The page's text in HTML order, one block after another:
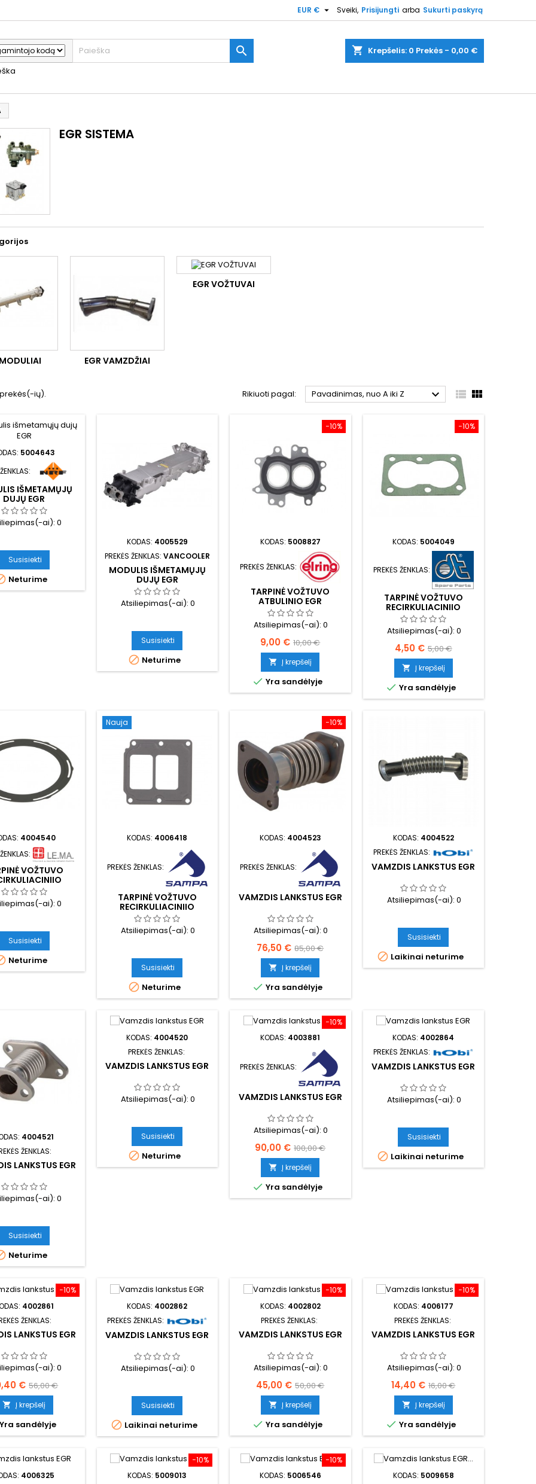
Sveiki, Prisijungti arba Sukurti paskyrą
EUR € 
shopping_cart Krepšelis: 0 Prekės - 0,00 €

EGR SISTEMA
EGR VAMZDŽIAI
EGR VOŽTUVAI
ių). Rikiuoti pagal: Pavadinimas, nuo A iki Z   
5004643
IŠMETAMŲJŲ
DUJŲ EGR
ai):0
Susisiekti
Neturime
KODAS: 4005529
PREKĖS ŽENKLAS: VANCOOLER
MODULIS IŠMETAMŲJŲ
DUJŲ EGR
Atsiliepimas(-ai): 0
Susisiekti
 Neturime
−10%
KODAS: 5008827
PREKĖS ŽENKLAS:
TARPINĖ VOŽTUVO
ATBULINIO EGR
Atsiliepimas(-ai):0
Kaina
9,00 € Bazinė
kaina
10,00 €
 Į krepšelį
 Yra sandėlyje
−10%
KODAS: 5004049
PREKĖS ŽENKLAS:
TARPINĖ VOŽTUVO
RECIRKULIACINIIO
IŠMETIMO VALDYMO EGR
Atsiliepimas(-ai): 0
Kaina
4,50 € Bazinė
kaina
5,00 €
 Į krepšelį
 Yra sandėlyje
4004540
VOŽTUVO
VALDYMO EGR
ai):0
Susisiekti
Neturime
Nauja
KODAS: 4006418
PREKĖS ŽENKLAS:
TARPINĖ VOŽTUVO
RECIRKULIACINIIO
IŠMETIMO VALDYMO EGR
Atsiliepimas(-ai): 0
Susisiekti
 Neturime
−10%
KODAS: 4004523
PREKĖS ŽENKLAS:
VAMZDIS LANKSTUS EGR
Atsiliepimas(-ai):0
Kaina
76,50 € Bazinė
kaina
85,00 €
 Į krepšelį
 Yra sandėlyje
KODAS: 4004522
PREKĖS ŽENKLAS:
VAMZDIS LANKSTUS EGR
Atsiliepimas(-ai): 0
Susisiekti
 Laikinai neturime
4004521
ŽENKLAS:
LANKSTUS EGR
ai):0
Susisiekti
Neturime
KODAS: 4004520
PREKĖS ŽENKLAS:
VAMZDIS LANKSTUS EGR
Atsiliepimas(-ai): 0
Susisiekti
 Neturime
−10%
KODAS: 4003881
PREKĖS ŽENKLAS:
VAMZDIS LANKSTUS EGR
Atsiliepimas(-ai):0
Kaina
90,00 € Bazinė
kaina
100,00 €
 Į krepšelį
 Yra sandėlyje
KODAS: 4002864
PREKĖS ŽENKLAS:
VAMZDIS LANKSTUS EGR
Atsiliepimas(-ai): 0
Susisiekti
 Laikinai neturime
−10%
4002861
ŽENKLAS:
LANKSTUS EGR
ai):0
€ Bazinė
kaina
56,00 €
 Į krepšelį
Yra sandėlyje
KODAS: 4002862
PREKĖS ŽENKLAS:
VAMZDIS LANKSTUS EGR
Atsiliepimas(-ai): 0
Susisiekti
 Laikinai neturime
−10%
KODAS: 4002802
PREKĖS ŽENKLAS:
VAMZDIS LANKSTUS EGR
Atsiliepimas(-ai):0
Kaina
45,00 € Bazinė
kaina
50,00 €
 Į krepšelį
 Yra sandėlyje
−10%
KODAS: 4006177
PREKĖS ŽENKLAS:
VAMZDIS LANKSTUS EGR
Atsiliepimas(-ai): 0
Kaina
14,40 € Bazinė
kaina
16,00 €
 Į krepšelį
 Yra sandėlyje
4006325
−10%
KODAS: 5009013
−10%
KODAS: 5006546
KODAS: 5009658